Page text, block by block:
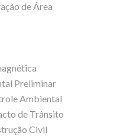
de Área
Preliminar
Ambiental
de Trânsito
Civil